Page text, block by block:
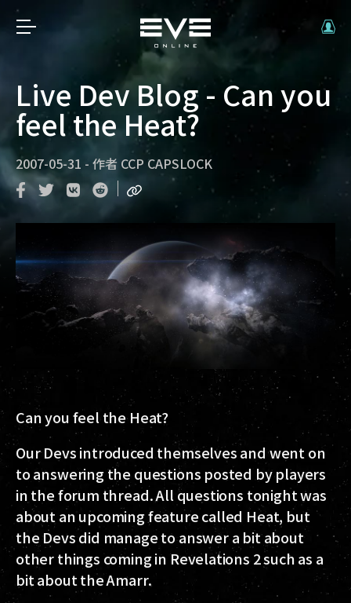
Live Dev Blog - Can you
feel the Heat?
2007-05-31 - 作者 CCP CAPSLOCK
Can you feel the Heat?
Our Devs introduced themselves and went on
to answering the questions posted by players
in the forum thread. All questions tonight was
about an upcoming feature called Heat, but
the Devs did manage to answer a bit about
other things coming in Revelations 2 such as a
bit about the Amarr.